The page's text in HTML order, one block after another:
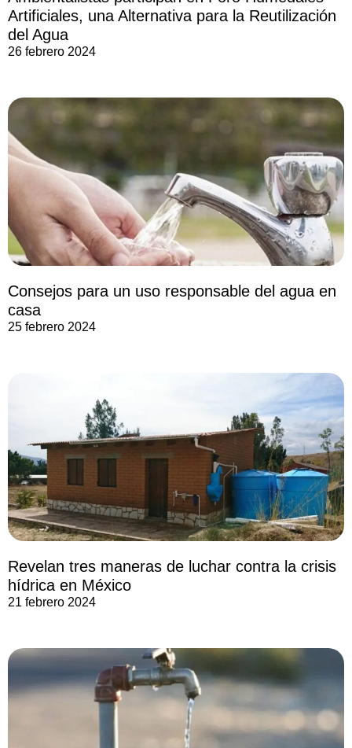
Artificiales, una Alternativa para la Reutilización
del Agua
26 febrero 2024
Consejos para un uso responsable del agua en
casa
25 febrero 2024
Revelan tres maneras de luchar contra la crisis
hídrica en México
21 febrero 2024